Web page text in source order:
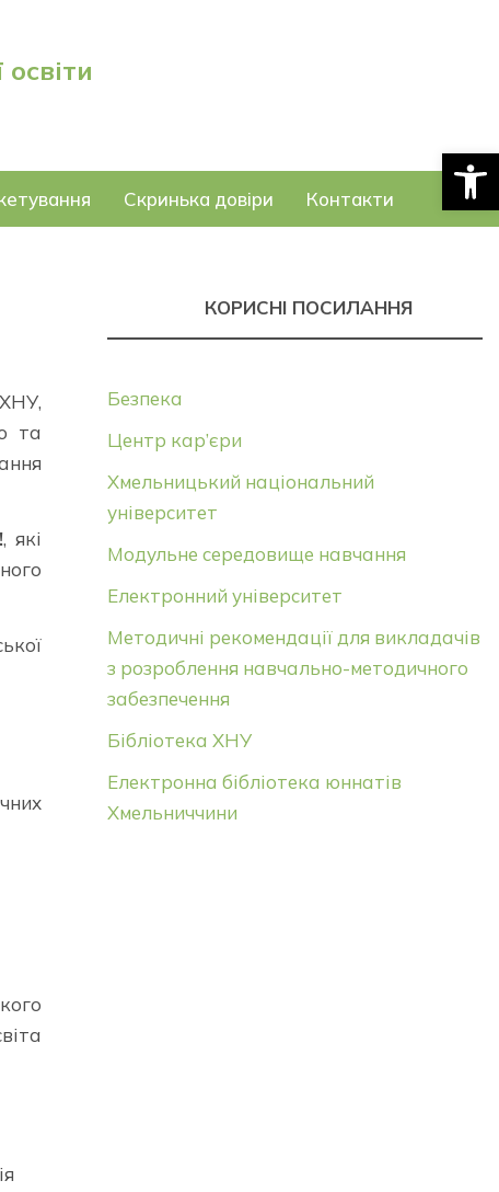
Скринька довіри Контакти
та
, які
КОРИСНІ ПОСИЛАННЯ
Безпека
Центр кар’єри
Хмельницький національний
університет
Модульне середовище навчання
Електронний університет
Методичні рекомендації для викладачів
з розроблення навчально-методичного
забезпечення
Бібліотека ХНУ
Електронна бібліотека юннатів
Хмельниччини